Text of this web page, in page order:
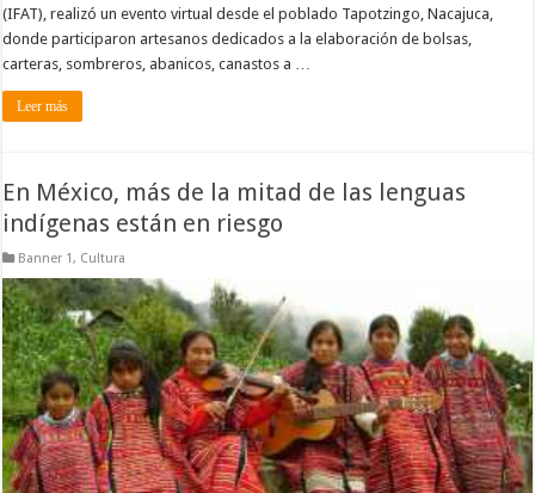
(IFAT), realizó un evento virtual desde el poblado Tapotzingo, Nacajuca,
donde participaron artesanos dedicados a la elaboración de bolsas,
carteras, sombreros, abanicos, canastos a …
Leer más
En México, más de la mitad de las lenguas
indígenas están en riesgo
Banner 1, Cultura